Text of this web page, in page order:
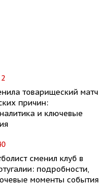
товарищеский матч
причин:
и ключевые
сменил клуб в
подробности,
моменты события